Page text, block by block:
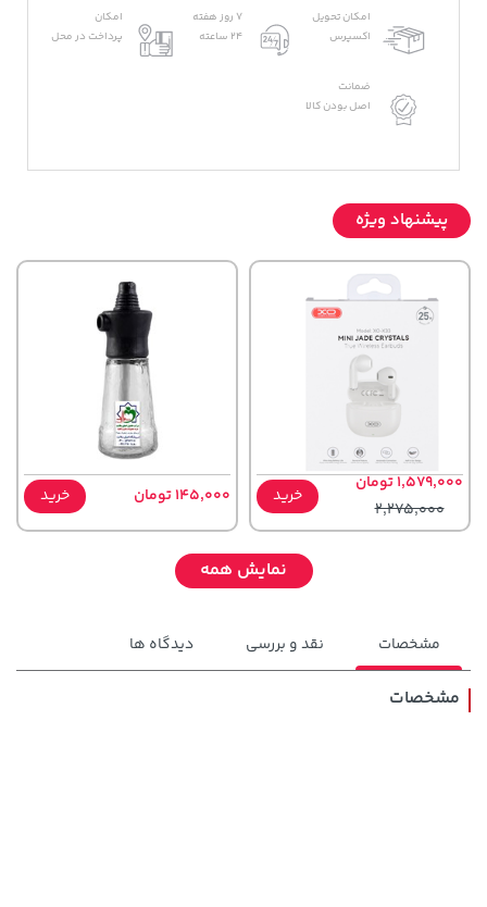
امکان تحویل
اکسپرس
7 روز هفته
24 ساعته
امکان
پرداخت در محل
ضمانت
اصل بودن کالا
پیشنهاد ویژه
1,579,000 تومان
2,275,000
خرید 145,000 تومان خرید
نمایش همه
مشخصات نقد و بررسی دیدگاه ها
مشخصات